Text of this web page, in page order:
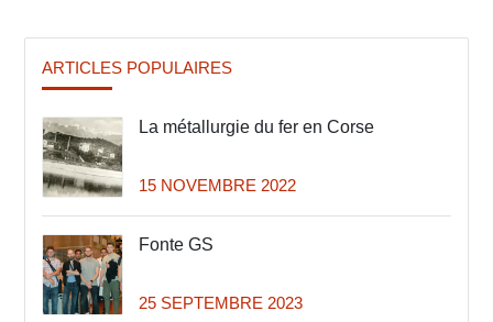
ARTICLES POPULAIRES
La métallurgie du fer en Corse
15 NOVEMBRE 2022
Fonte GS
25 SEPTEMBRE 2023